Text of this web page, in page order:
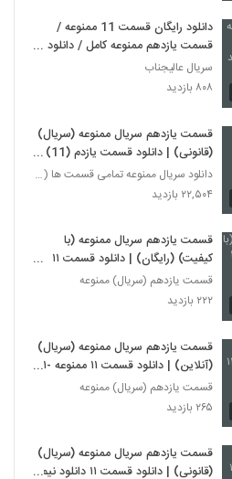
دانلود رایگان قسمت 11 ممنوعه /
قسمت یازدهم ممنوعه کامل / دانلود
(online).
سریال عالیجناب
۸۰۸ بازدید
قسمت یازدهم سریال ممنوعه (سریال)
(قانونی) | دانلود قسمت یازدم (11)
سریال ممنوعه . یازده
دانلود سریال ممنوعه تمامی قسمت ها (کامل HD)
۲۲,۵۰۴ بازدید
قسمت یازدهم سریال ممنوعه (با
کیفیت) (رایگان) | دانلود قسمت ۱۱
ممنوعه -۱۱ - کامل - قانونی
قسمت یازدهم (سریال) ممنوعه
۲۲۲ بازدید
قسمت یازدهم سریال ممنوعه (سریال)
(آنلاین) | دانلود قسمت ۱۱ ممنوعه -۱۱
- کامل - قانونی
قسمت یازدهم (سریال) ممنوعه
۲۶۵ بازدید
قسمت یازدهم سریال ممنوعه (سریال)
(قانونی) | دانلود قسمت ۱۱ دانلود نیم